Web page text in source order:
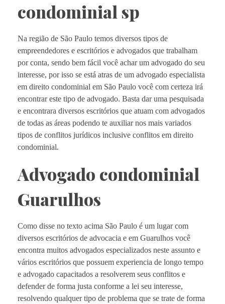
condominial sp
Na região de São Paulo temos diversos tipos de
empreendedores e escritórios e advogados que trabalham
por conta, sendo bem fácil você achar um advogado do seu
interesse, por isso se está atras de um advogado especialista
em direito condominial em São Paulo você com certeza irá
encontrar este tipo de advogado. Basta dar uma pesquisada
e encontrara diversos escritórios que atuam com advogados
de todas as áreas podendo te auxiliar nos mais variados
tipos de conflitos jurídicos inclusive conflitos em direito
condominial.
Advogado condominial
Guarulhos
Como disse no texto acima São Paulo é um lugar com
diversos escritórios de advocacia e em Guarulhos você
encontra muitos advogados especializados neste assunto e
vários escritórios que possuem experiencia de longo tempo
e advogado capacitados a resolverem seus conflitos e
defender de forma justa conforme a lei seu interesse,
resolvendo qualquer tipo de problema que se trate de forma